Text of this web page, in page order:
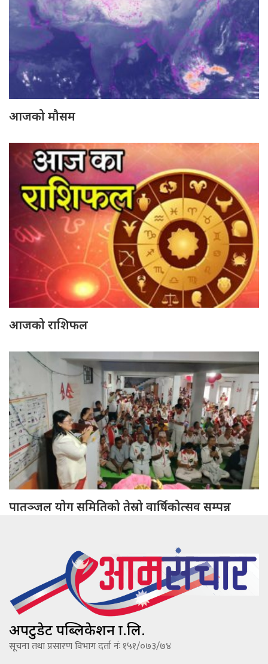
आजको मौसम
आजको राशिफल
पातञ्जल योग समितिको तेस्रो वार्षिकोत्सव सम्पन्न
अपटुडेट पब्लिकेशन प्रा.लि.
सूचना तथा प्रसारण विभाग दर्ता नंः १५१/०७३/७४